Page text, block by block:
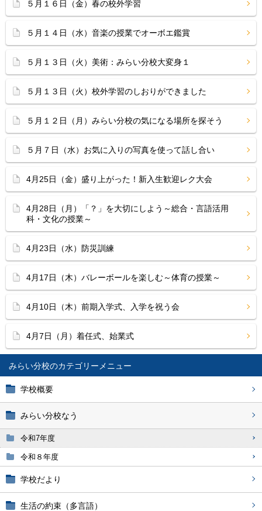
みらい分校
学校概要
みらい分校なう
令和7年度
令和８年度
学校だより
生活の約束（多言語）
５月１６日（金）春の校外学習
５月１４日（水）音楽の授業でオーボエ鑑賞
５月１３日（火）美術：みらい分校大変身１
５月１３日（火）校外学習のしおりができました
５月１２日（月）みらい分校の気になる場所を探そう
５月７日（水）お気に入りの写真を使って話し合い
4月25日（金）盛り上がった！新入生歓迎レク大会
4月28日（月）「？」を大切にしよう～総合・言語活用
科・文化の授業～
4月23日（水）防災訓練
4月17日（木）バレーボールを楽しむ～体育の授業～
4月10日（木）前期入学式、入学を祝う会
4月7日（月）着任式、始業式